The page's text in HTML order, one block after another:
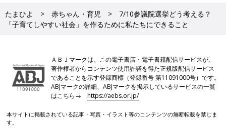
たまひよ 赤ちゃん・育児
7/10参議院選挙どう考える？
「子育てしやすい社会」を作るために私たちにできること
ＡＢＪマークは、この電子書店・電子書籍配信サービスが、
著作権者からコンテンツ使用許諾を得た正規版配信サービス
であることを示す登録商標（登録番号 第11091000号）です。
ABJマークの詳細、ABJマークを掲示しているサービスの一覧
はこちら→https://aebs.or.jp/
本サイトに掲載されている記事・写真・イラスト等のコンテンツの無断転載を禁じま
す。